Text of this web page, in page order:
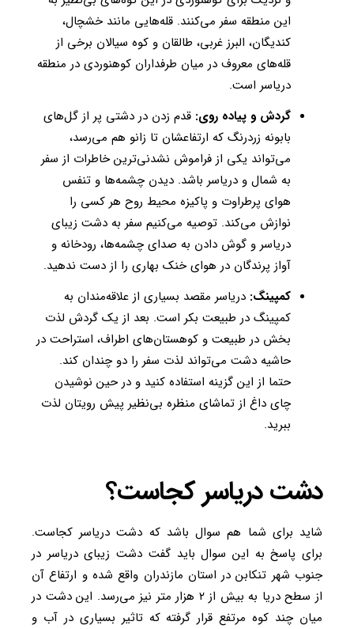
این منطقه سفر می‌کنند. قله‌هایی مانند خشچال،
کندیگان، البرز غربی، طالقان و کوه سیالان برخی از
قله‌های معروف در میان طرفداران کوهنوردی در منطقه
دریاسر است.
گردش و پیاده روی: قدم زدن در دشتی پر از گل‌های
بابونه زردرنگ که ارتفاعشان تا زانو هم می‌رسد،
می‌تواند یکی از فراموش نشدنی‌ترین خاطرات از سفر
به شمال و دریاسر باشد. دیدن چشمه‌ها و تنفس
هوای پرطراوت و پاکیزه محیط روح هر کسی را
نوازش می‌کند. توصیه می‌کنیم سفر به دشت زیبای
دریاسر و گوش دادن به صدای چشمه‌ها،‌ رودخانه و
آواز پرندگان در هوای خنک بهاری را از دست ندهید.
کمپینگ: دریاسر مقصد بسیاری از علاقه‌مندان به
کمپینگ در طبیعت بکر است. بعد از یک گردش لذت
بخش در طبیعت و کوهستان‌های اطراف، استراحت در
حاشیه دشت می‌تواند لذت سفر را دو چندان کند.
حتما از این گزینه استفاده کنید و در حین نوشیدن
چای داغ از تماشای منظره بی‌نظیر پیش رویتان لذت
ببرید.
دشت دریاسر کجاست؟
شاید برای شما هم سوال باشد که دشت دریاسر کجاست.
برای پاسخ به این سوال باید گفت دشت زیبای دریاسر در
جنوب شهر تنکابن در استان مازندران واقع شده و ارتفاع آن
از سطح دریا به بیش از ۲ هزار متر نیز می‌رسد. این دشت در
میان چند کوه مرتفع قرار گرفته که تاثیر بسیاری در آب و